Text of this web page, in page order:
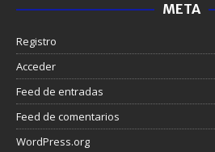
META
Registro
Acceder
Feed de entradas
Feed de comentarios
WordPress.org